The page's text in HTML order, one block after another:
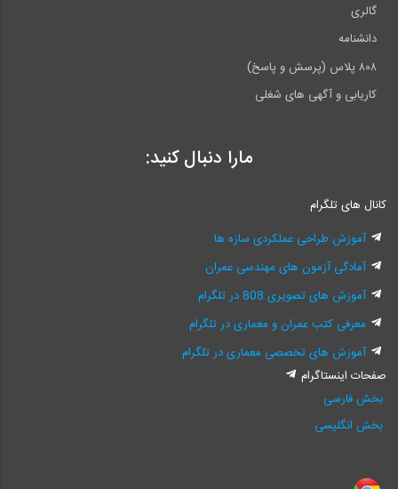
گالری
دانشنامه
۸۰۸ پلاس (پرسش و پاسخ)
کاریابی و آگهی های شغلی
مارا دنبال کنید:
کانال های تلگرام
آموزش طراحی عملکردی سازه ها
آمادگی آزمون های مهندسی عمران
آموزش های تصویری 808 در تلگرام
معرفی کتب عمران و معماری در تلگرام
آموزش های تخصصی معماری در تلگرام
صفحات اینستاگرام
بخش فارسی
بخش انگلیسی